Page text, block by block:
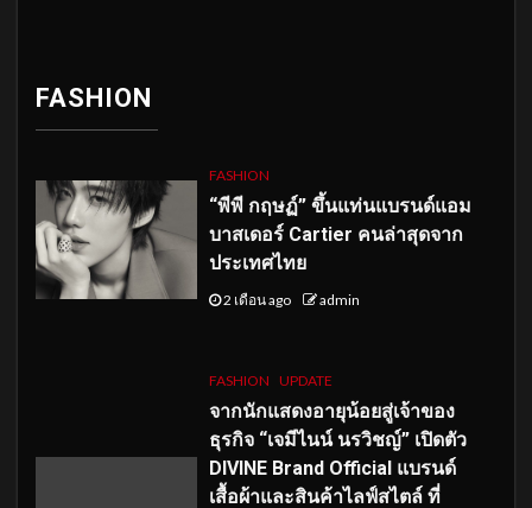
FASHION
FASHION
“พีพี กฤษฏ์” ขึ้นแท่นแบรนด์แอม
บาสเดอร์ Cartier คนล่าสุดจาก
ประเทศไทย
2 เดือน ago admin
FASHION UPDATE
จากนักแสดงอายุน้อยสู่เจ้าของ
ธุรกิจ “เจมีไนน์ นรวิชญ์” เปิดตัว
DIVINE Brand Official แบรนด์
เสื้อผ้าและสินค้าไลฟ์สไตล์ ที่